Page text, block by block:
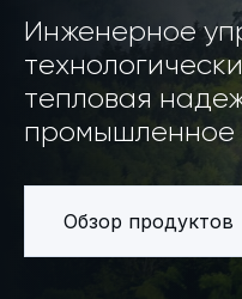
Инженерное
тепловая
промышленное
Обзор продуктов